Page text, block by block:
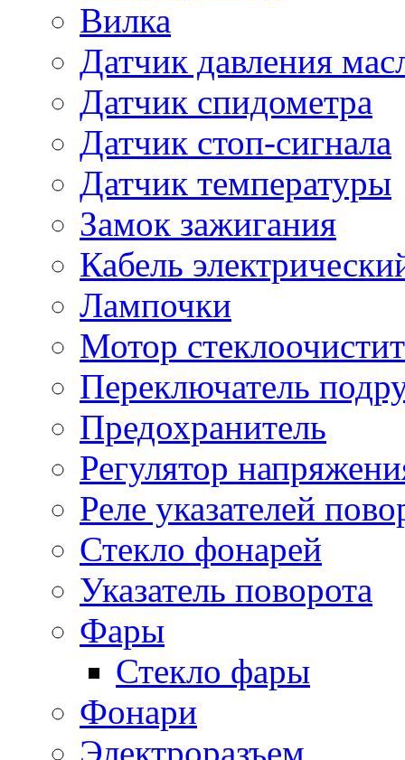
Вилка
Датчик давления
Датчик спидометра
Датчик стоп-сигнала
Датчик температуры
Замок зажигания
Кабель
Лампочки
Мотор
Переключатель
Предохранитель
Регулятор
Реле указателей
Стекло фонарей
Указатель поворота
Фары
Стекло фары
Фонари